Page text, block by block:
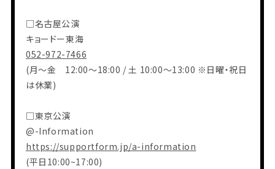
□名古屋公演
キョードー東海
052-972-7466
(⽉〜⾦ 12:00〜18:00 / ⼟ 10:00〜13:00 ※⽇曜・祝⽇
は休業)
□東京公演
@-Information
https://supportform.jp/a-information
(平⽇10:00~17:00)